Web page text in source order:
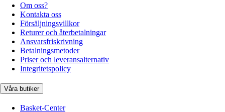
Om oss?
Kontakta oss
Försäljningsvillkor
Returer och återbetalningar
Ansvarsfriskrivning
Betalningsmetoder
Priser och leveransalternativ
Integritetspolicy
Våra butiker
Basket-Center